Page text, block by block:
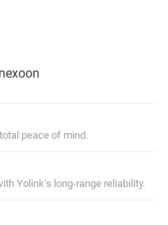
peace of mind.
Yolink’s long-range reliability.